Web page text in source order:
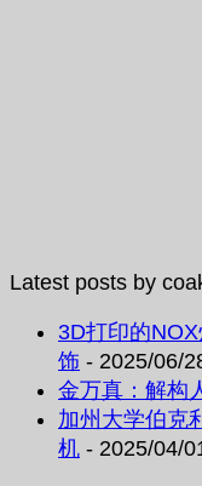
Latest posts by
3D打印的
饰 - 2025/06/
金万真：解构
加州大学伯克
机 - 2025/04/